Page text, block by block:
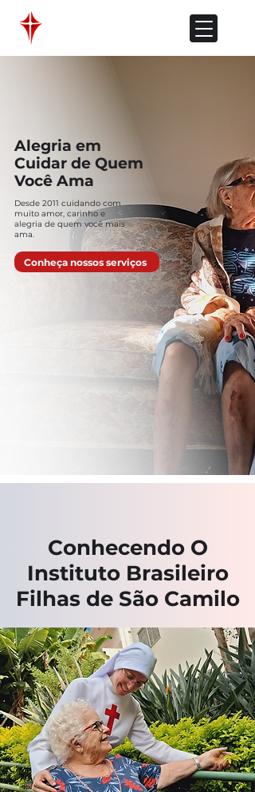
Alegria em
Cuidar de Quem
Você Ama
Desde 2011 cuidando com
muito amor, carinho e
alegria de quem você mais
ama.
Conheça nossos serviços
Conhecendo O
Instituto Brasileiro
Filhas de São Camilo